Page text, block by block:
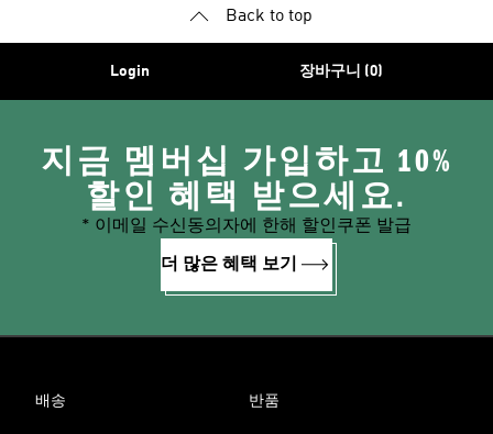
Back to top
Login 장바구니 (0)
지금 멤버십 가입하고 10%
할인 혜택 받으세요.
* 이메일 수신동의자에 한해 할인쿠폰 발급
더 많은 혜택 보기
배송 반품